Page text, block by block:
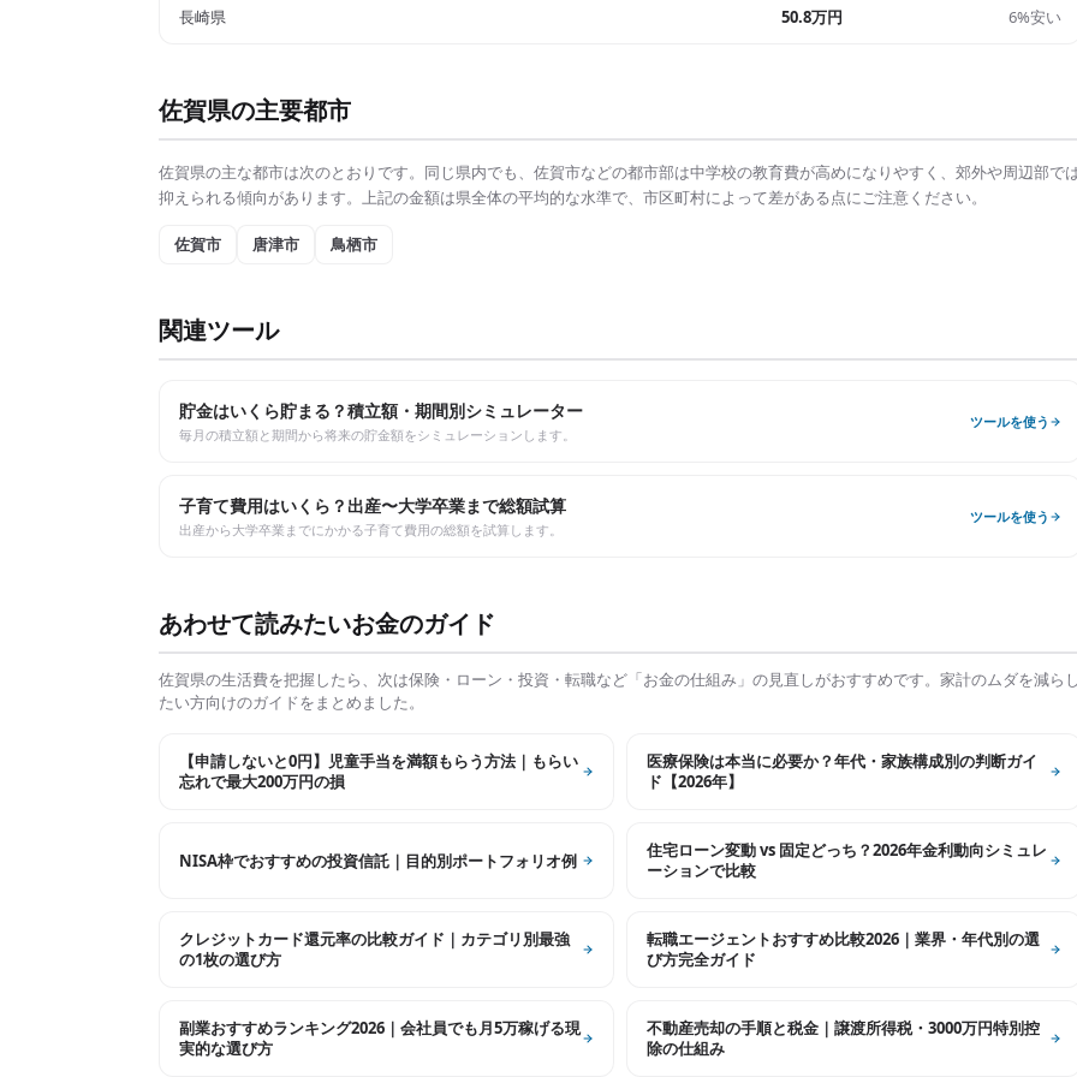
長崎県 50.8万円 6%安い
佐賀県の主要都市
佐賀県の主な都市は次のとおりです。同じ県内でも、 佐賀市などの都市部は中学校の教育費が高めになりやすく、郊外や周辺部で
抑えられる傾向があります。上記の金額は県全体の平均的な水準で、市区町村によって差がある点にご注意ください。
佐賀市 唐津市 鳥栖市
関連ツール
貯金はいくら貯まる？積立額・期間別シミュレーター
毎月の積立額と期間から将来の貯金額をシミュレーションします。
ツールを使う
子育て費用はいくら？出産〜大学卒業まで総額試算
出産から大学卒業までにかかる子育て費用の総額を試算します。
ツールを使う
あわせて読みたいお金のガイド
佐賀県の生活費を把握したら、次は保険・ローン・投資・転職など「お金の仕組み」の見直しがおすすめです。家計のムダを減ら
たい方向けのガイドをまとめました。
【申請しないと0円】児童手当を満額もらう方法｜もらい
忘れで最大200万円の損
医療保険は本当に必要か？年代・家族構成別の判断ガイ
ド【2026年】
NISA枠でおすすめの投資信託｜目的別ポートフォリオ例
住宅ローン変動 vs 固定どっち？2026年金利動向シミュレ
ーションで比較
クレジットカード還元率の比較ガイド｜カテゴリ別最強
の1枚の選び方
転職エージェントおすすめ比較2026｜業界・年代別の選
び方完全ガイド
副業おすすめランキング2026｜会社員でも月5万稼げる現
実的な選び方
不動産売却の手順と税金｜譲渡所得税・3000万円特別控
除の仕組み